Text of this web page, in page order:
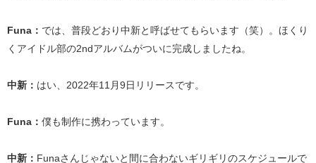
Funa： では、普段どおり中新と呼ばせてもらいます（笑）。ほくり
くアイドル部の2ndアルバムがついに完成しましたね。
中新： はい、2022年11月9日リリースです。
Funa： 僕も制作に携わっています。
中新： Funaさんじゃないと間に合わないギリギリのスケジュールで